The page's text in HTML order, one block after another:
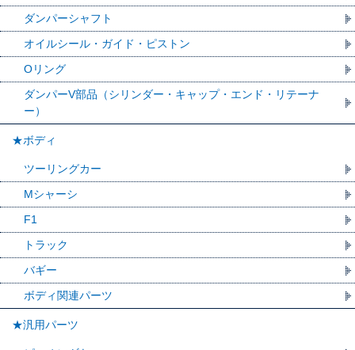
ダンパーシャフト
オイルシール・ガイド・ピストン
Oリング
ダンパーV部品（シリンダー・キャップ・エンド・リテーナ
ー）
★ボディ
ツーリングカー
Mシャーシ
F1
トラック
バギー
ボディ関連パーツ
★汎用パーツ